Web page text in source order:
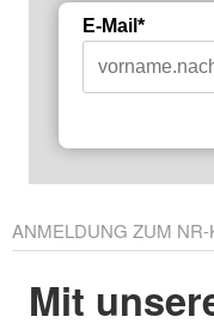
E-Mail*
ANMELDUNG ZUM
Mit